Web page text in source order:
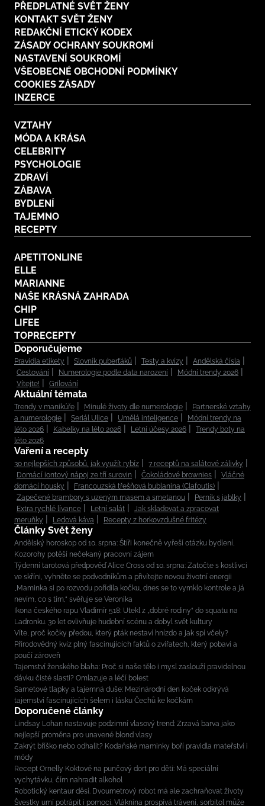
PŘEDPLATNÉ SVĚT ŽENY
KONTAKT SVĚT ŽENY
REDAKČNÍ ETICKÝ KODEX
ZÁSADY OCHRANY SOUKROMÍ
NASTAVENÍ SOUKROMÍ
VŠEOBECNÉ OBCHODNÍ PODMÍNKY
COOKIES ZÁSADY
INZERCE
VZTAHY
MÓDA A KRÁSA
CELEBRITY
PSYCHOLOGIE
ZDRAVÍ
ZÁBAVA
BYDLENÍ
TAJEMNO
RECEPTY
APETITONLINE
ELLE
MARIANNE
NAŠE KRÁSNÁ ZAHRADA
CHIP
LIFEE
TOPRECEPTY
Doporučujeme
Pravidla etikety Slovník puberťáků Testy a kvízy
Andělská čísla
Cestování
Numerologie podle data narození
Módní trendy 2026
Vítejte!
Grilování
Aktuální témata
Trendy v manikúře Minulé životy dle numerologie
Partnerské vztahy
a numerologie
Seriál Ulice Umělá inteligence
Módní trendy na
léto 2026
Kabelky na léto 2026 Letní účesy 2026
Trendy boty na
léto 2026
Vaření a recepty
30 nejlepších způsobů, jak využít rybíz
7 receptů na salátové zálivky
Domácí iontový nápoj ze tří surovin
Čokoládové brownies
Vláčné
domácí housky
Francouzská třešňová bublanina (Clafoutis)
Zapečené brambory s uzeným masem a smetanou
Perník s jablky
Extra rychlé lívance
Letní salát
Jak skladovat a zpracovat
meruňky
Ledová káva Recepty z horkovzdušné fritézy
Články Svět ženy
Andělský horoskop od 10. srpna: Štíři konečně vyřeší otázku bydlení,
Kozorohy potěší nečekaný pracovní zájem
Týdenní tarotová předpověď Alice Cross od 10. srpna: Zatočte s kostlivci
ve skříni, vyhněte se podvodníkům a přivítejte novou životní energii
„Maminka si po rozvodu pořídila kočku, dnes se to vymklo kontrole a já
nevím, co s tím,“ svěřuje se Veronika
Ikona českého rapu Vladimír 518: Utekl z „dobré rodiny“ do squatu na
Ladronku. 30 let ovlivňuje hudební scénu a dobyl svět kultury
Víte, proč kočky předou, který pták nestaví hnízdo a jak spí včely?
Přírodovědný kvíz plný fascinujících faktů o zvířatech, který pobaví a
poučí zároveň
Tajemství ženského blaha: Proč si naše tělo i mysl zaslouží pravidelnou
dávku čisté slasti? Omlazuje a léčí bolest
Sametové tlapky a tajemná duše: Mezinárodní den koček odkrývá
tajemství fascinujících šelem i lásku Čechů ke kočkám
Doporučené články
Lindsay Lohan nastavuje podzimní vlasový trend: Zrzavá barva jako
nejlepší proměna pro unavené blond vlasy
Zakrýt bříško nebo odhalit? Kodaňské maminky boří pravidla mateřství i
módy
Recept Ornelly Koktové na punčový dort pro děti: Má speciální
vychytávku, čím nahradit alkohol
Robotický kentaur děsí. Dvoumetrový robot má ale zachraňovat životy
Švestky umí potrápit i pomoci. Vláknina prospívá trávení, sorbitol může